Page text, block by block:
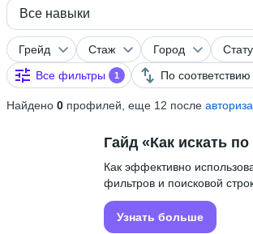
Все навыки
Грейд Стаж Город
Все фильтры
1 По соответствию
Найдено 0 профилей, еще 12 после
Гайд «Как искать по
Как эффективно
фильтров и поисковой
Узнать больше